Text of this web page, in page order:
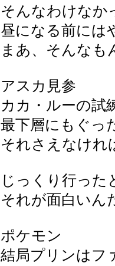
そんなわけなか
昼になる前には
まあ、そんなも
アスカ見参
カカ・ルーの試
最下層にもぐっ
それさえなけ
じっくり行った
それが面白いん
ポケモン
結局プリンはフ